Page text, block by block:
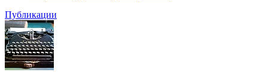
Публикации